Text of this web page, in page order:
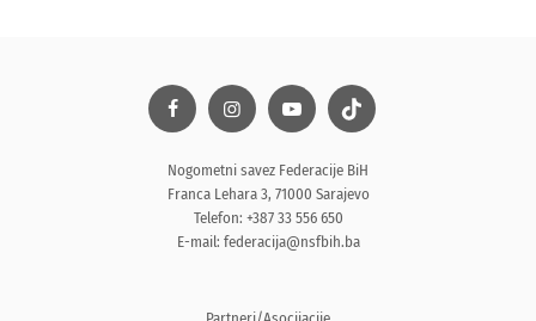
Nogometni savez Federacije BiH
Franca Lehara 3, 71000 Sarajevo
Telefon: +387 33 556 650
E-mail: federacija@nsfbih.ba